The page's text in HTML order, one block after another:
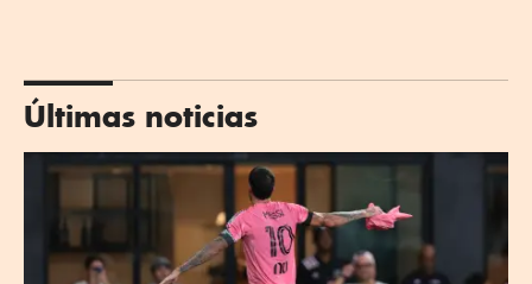
Últimas noticias